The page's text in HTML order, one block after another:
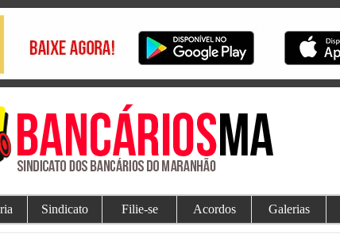
Sindicato Filie-se Acordos Galerias